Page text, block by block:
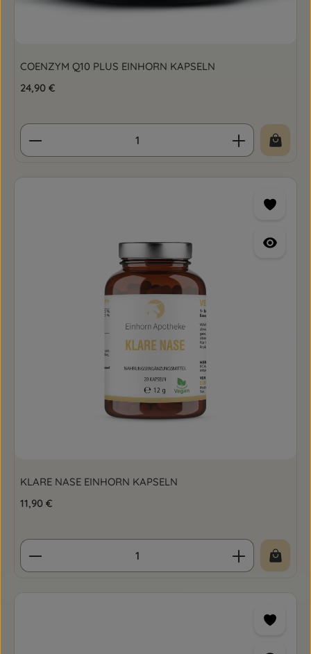
COENZYM Q10 PLUS EINHORN KAPSELN
Regulärer Preis:
24,90 €
Produkt Anzahl: Gib den gewünschten Wert
KLARE NASE EINHORN KAPSELN
Regulärer Preis:
11,90 €
Produkt Anzahl: Gib den gewünschten Wert